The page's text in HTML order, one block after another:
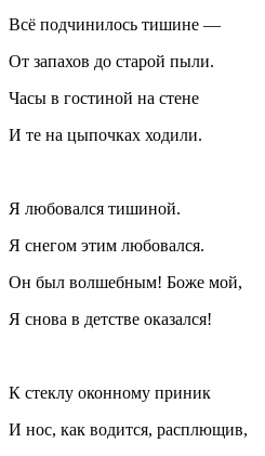
Всё подчинилось тишине —
От запахов до старой пыли.
Часы в гостиной на стене
И те на цыпочках ходили.
Я любовался тишиной.
Я снегом этим любовался.
Он был волшебным! Боже мой,
Я снова в детстве оказался!
К стеклу оконному приник
И нос, как водится, расплющив,